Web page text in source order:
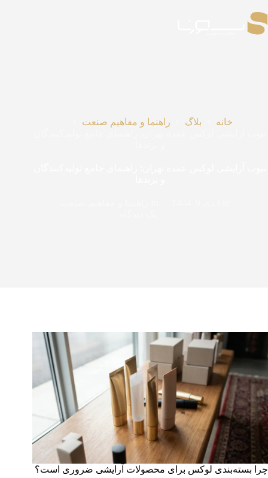
به
محتوا
خانه بلاگ
راهنما و مفاهیم صنعت
چرا بسته‌بندی لوکس برای محصولات آرایشی ضروری است؟